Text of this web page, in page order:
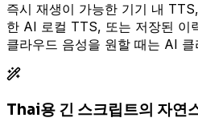
즉시 재생이 가능한 기기 내
한 AI 로컬 TTS, 또는 저장된 이
클라우드 음성을 원할 때는 AI
Thai용 긴 스크립트의 자연